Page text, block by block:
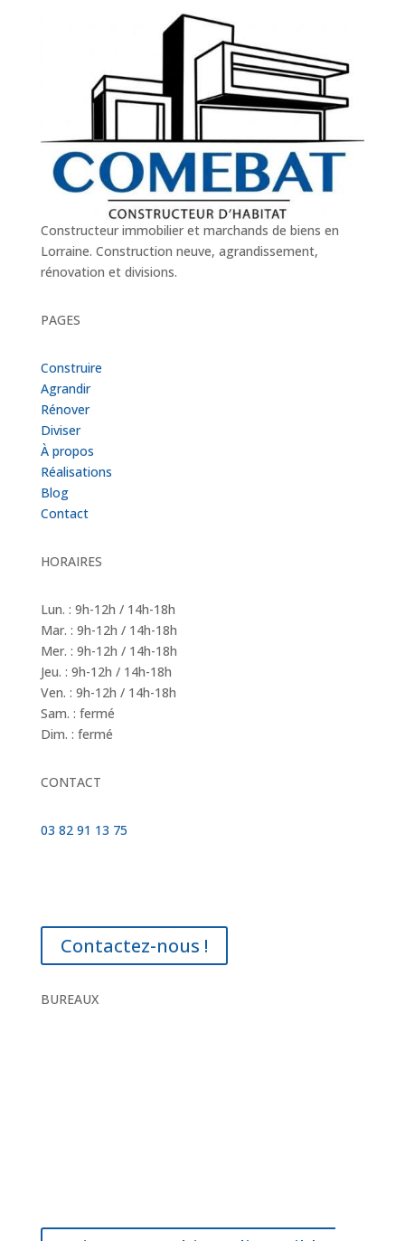
Constructeur immobilier et marchands de biens en
Lorraine. Construction neuve, agrandissement,
rénovation et divisions.
PAGES
Construire
Agrandir
Rénover
Diviser
À propos
Réalisations
Blog
Contact
HORAIRES
Lun. : 9h-12h / 14h-18h
Mar. : 9h-12h / 14h-18h
Mer. : 9h-12h / 14h-18h
Jeu. : 9h-12h / 14h-18h
Ven. : 9h-12h / 14h-18h
Sam. : fermé
Dim. : fermé
CONTACT
03 82 91 13 75
Contactez-nous !
BUREAUX